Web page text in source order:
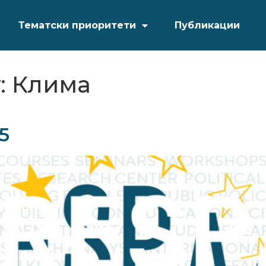
Тематски приоритети Публикации
Клима